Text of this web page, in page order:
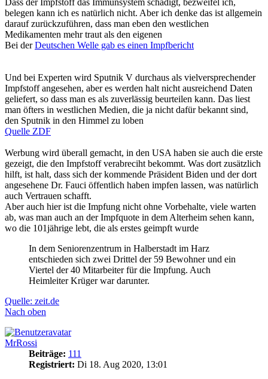
belegen kann ich es natürlich nicht. Aber ich denke das ist allgemein
darauf zurückzuführen, dass man eben den westlichen
Medikamenten mehr traut als den eigenen
Bei derDeutschen Welle gab es einen Impfbericht
Und bei Experten wird Sputnik V durchaus als vielversprechender
Impfstoff angesehen, aber es werden halt nicht ausreichend Daten
geliefert, so dass man es als zuverlässig beurteilen kann. Das liest
man öfters in westlichen Medien, die ja nicht dafür bekannt sind,
den Sputnik in den Himmel zu loben
Quelle ZDF
Werbung wird überall gemacht, in den USA haben sie auch die erste
gezeigt, die den Impfstoff verabreciht bekommt. Was dort zusätzlich
hilft, ist halt, dass sich der kommende Präsident Biden und der dort
angesehene Dr. Fauci öffentlich haben impfen lassen, was natürlich
auch Vertrauen schafft.
Aber auch hier ist die Impfung nicht ohne Vorbehalte, viele warten
ab, was man auch an der Impfquote in dem Alterheim sehen kann,
wo die 101jährige lebt, die als erstes geimpft wurde
In dem Seniorenzentrum in Halberstadt im Harz
entschieden sich zwei Drittel der 59 Bewohner und ein
Viertel der 40 Mitarbeiter für die Impfung. Auch
Heimleiter Krüger war darunter.
Quelle: zeit.de
Nach oben
MrRossi
Beiträge: 111
Registriert: Di 18. Aug 2020, 13:01